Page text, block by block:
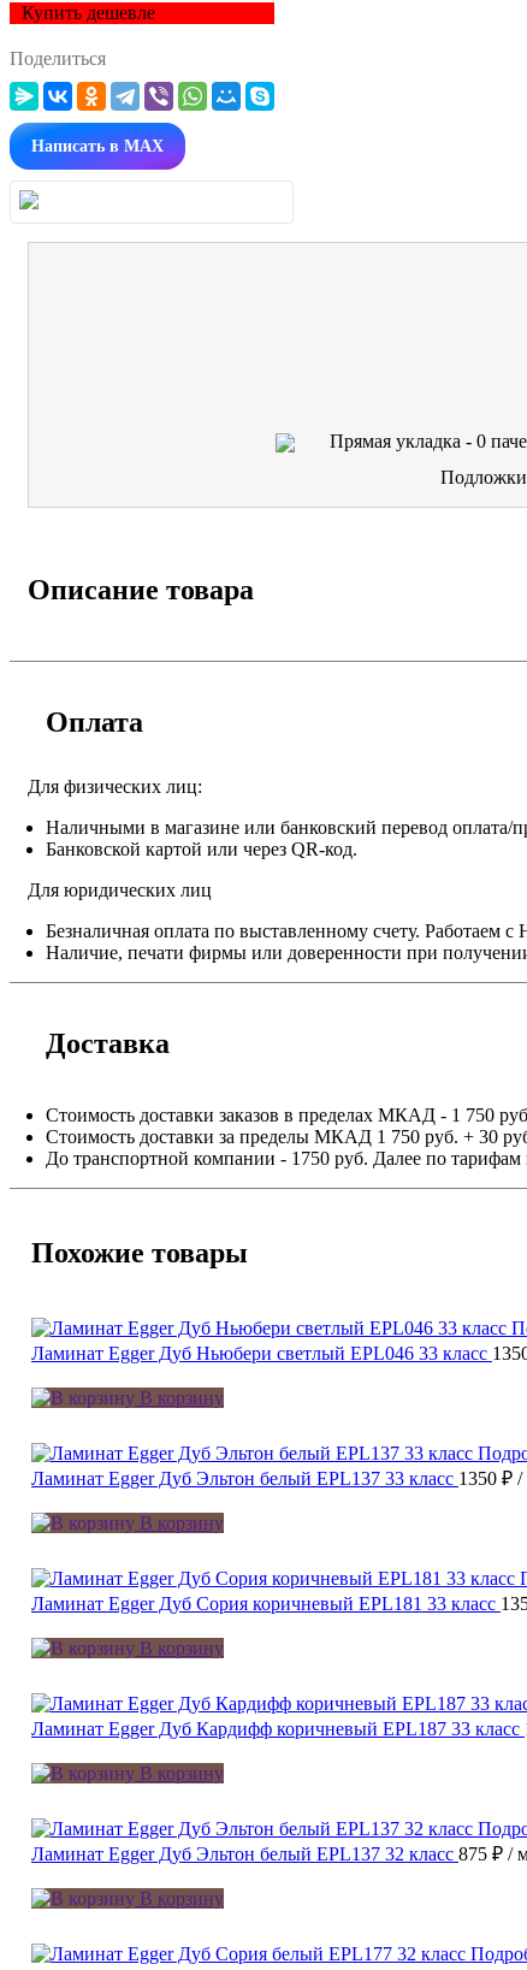
Купить дешевле
Поделиться
Написать в MAX
Прямая укладка - 0
Описание товара
Оплата
Для физических лиц:
Наличными в магазине или банковский перевод оплата/
Банковской картой или через QR-код.
Для юридических лиц
Безналичная оплата по выставленному счету. Работаем
Наличие, печати фирмы или доверенности при
Доставка
Стоимость доставки заказов в пределах МКАД - 1 750
Стоимость доставки за пределы МКАД 1 750 руб. + 30
До транспортной компании - 1750 руб. Далее по тарифам
Похожие товары
Ламинат Egger Дуб Ньюбери светлый EPL046 33 класс
В корзину
Ламинат Egger Дуб Эльтон белый EPL137 33 класс 1350 ₽ /
В корзину
Ламинат Egger Дуб Сория коричневый EPL181 33 класс
В корзину
Ламинат Egger Дуб Кардифф коричневый EPL187 33 класс
В корзину
Ламинат Egger Дуб Эльтон белый EPL137 32 класс 875 ₽ /
В корзину